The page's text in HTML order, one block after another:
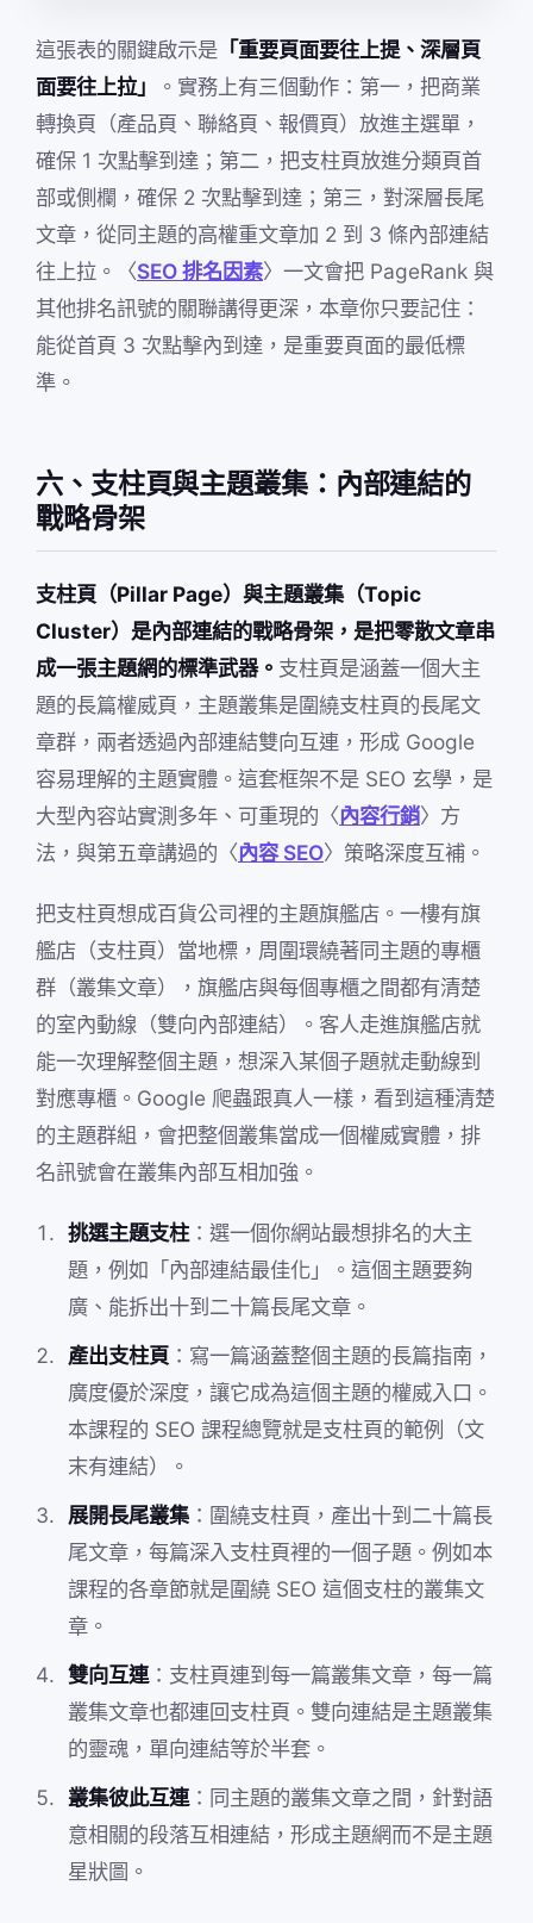
這張表的關鍵啟示是 「重要頁面要往上提、深層頁
面要往上拉」
。實務上有三個動作：第一，把商業
轉換頁（產品頁、聯絡頁、報價頁）放進主選單，
確保 1 次點擊到達；第二，把支柱頁放進分類頁首
部或側欄，確保 2 次點擊到達；第三，對深層長尾
文章，從同主題的高權重文章加 2 到 3 條內部連結
往上拉。〈SEO 排名因素〉一文會把 PageRank 與
其他排名訊號的關聯講得更深，本章你只要記住：
能從首頁 3 次點擊內到達，是重要頁面的最低標
準。
六、支柱頁與主題叢集：內部連結的
戰略骨架
支柱頁（Pillar Page）與主題叢集（Topic
Cluster）是內部連結的戰略骨架，是把零散文章串
成一張主題網的標準武器。 支柱頁是涵蓋一個大主
題的長篇權威頁，主題叢集是圍繞支柱頁的長尾文
章群，兩者透過內部連結雙向互連，形成 Google
容易理解的主題實體。這套框架不是 SEO 玄學，是
大型內容站實測多年、可重現的〈內容行銷〉方
法，與第五章講過的〈內容 SEO〉策略深度互補。
把支柱頁想成百貨公司裡的主題旗艦店。一樓有旗
艦店（支柱頁）當地標，周圍環繞著同主題的專櫃
群（叢集文章），旗艦店與每個專櫃之間都有清楚
的室內動線（雙向內部連結）。客人走進旗艦店就
能一次理解整個主題，想深入某個子題就走動線到
對應專櫃。Google 爬蟲跟真人一樣，看到這種清楚
的主題群組，會把整個叢集當成一個權威實體，排
名訊號會在叢集內部互相加強。
挑選主題支柱：選一個你網站最想排名的大主
題，例如「內部連結最佳化」。這個主題要夠
廣、能拆出十到二十篇長尾文章。
產出支柱頁 ：寫一篇涵蓋整個主題的長篇指南，
廣度優於深度，讓它成為這個主題的權威入口。
本課程的 SEO 課程總覽就是支柱頁的範例（文
末有連結）。
展開長尾叢集 ：圍繞支柱頁，產出十到二十篇長
尾文章，每篇深入支柱頁裡的一個子題。例如本
課程的各章節就是圍繞 SEO 這個支柱的叢集文
章。
雙向互連：支柱頁連到每一篇叢集文章，每一篇
叢集文章也都連回支柱頁。雙向連結是主題叢集
的靈魂，單向連結等於半套。
叢集彼此互連：同主題的叢集文章之間，針對語
意相關的段落互相連結，形成主題網而不是主題
星狀圖。